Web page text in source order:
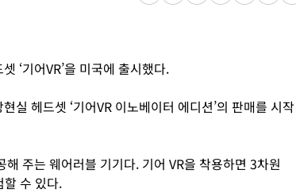
‘기어VR’을 미국에 출시했다.
실 헤드셋 ‘기어VR 이노베이터 에디션’의 판매를 시작
주는 웨어러블 기기다. 기어 VR을 착용하면 3차원
수 있다.